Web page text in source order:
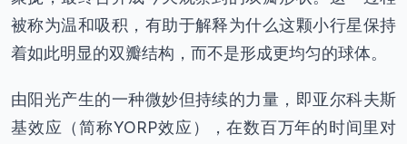
被称为温和吸积，有助于解释为什么这颗小行星保持
着如此明显的双瓣结构，而不是形成更均匀的球体。
由阳光产生的一种微妙但持续的力量，即亚尔科夫斯
基效应（简称YORP效应），在数百万年的时间里对